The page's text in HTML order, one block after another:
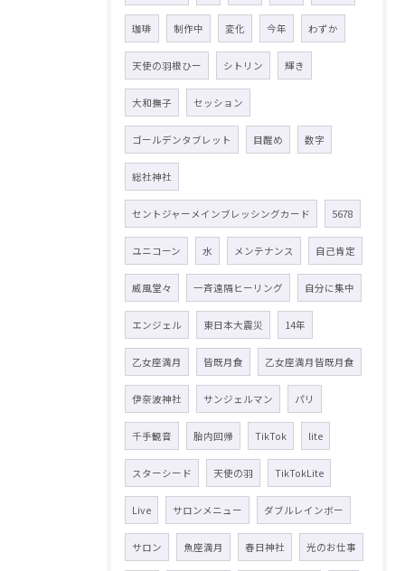
珈琲 制作中 変化 今年 わずか
天使の羽根ひー シトリン 輝き
大和撫子 セッション
ゴールデンタブレット 目醒め 数字
総社神社
セントジャーメインブレッシングカード 5678
ユニコーン 水 メンテナンス 自己肯定
威風堂々 一斉遠隔ヒーリング 自分に集中
エンジェル 東日本大震災 14年
乙女座満月 皆既月食 乙女座満月皆既月食
伊奈波神社 サンジェルマン パリ
千手観音 胎内回帰 TikTok lite
スターシード 天使の羽 TikTokLite
Live サロンメニュー ダブルレインボー
サロン 魚座満月 春日神社 光のお仕事